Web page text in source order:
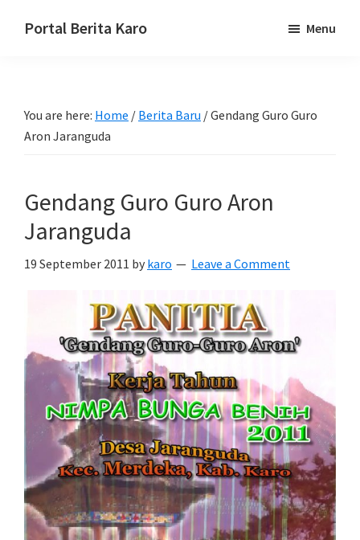
Portal Berita Karo
Karo,
sejarah
Menu
You are here: Home / Berita Baru /Gendang Guro Guro
Aron Jaranguda
Gendang Guro Guro Aron
Jaranguda
19 September 2011 by karo Leave a Comment